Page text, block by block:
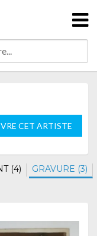
CET ARTISTE
(4)
GRAVURE (3)